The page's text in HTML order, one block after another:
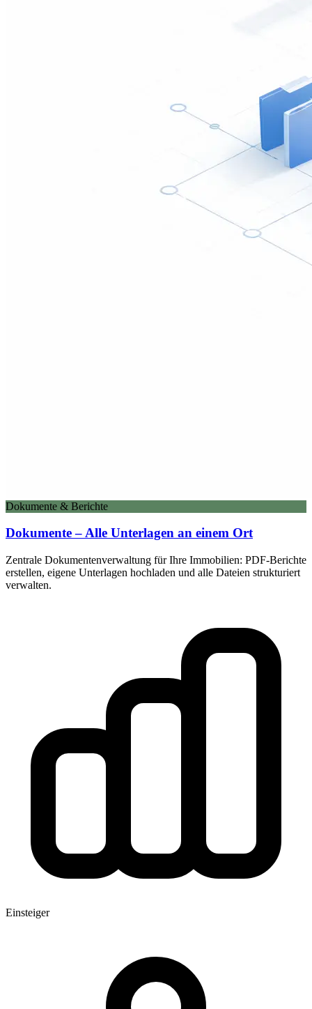
Dokumente & Berichte
Dokumente – Alle Unterlagen an einem Ort
Zentrale Dokumentenverwaltung für Ihre Immobilien: PDF-Berichte
erstellen, eigene Unterlagen hochladen und alle Dateien strukturiert
verwalten.
Einsteiger